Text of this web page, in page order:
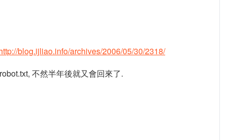
blog.ijliao.info/archives/2006/05/30/2318/
不然半年後就又會回來了.